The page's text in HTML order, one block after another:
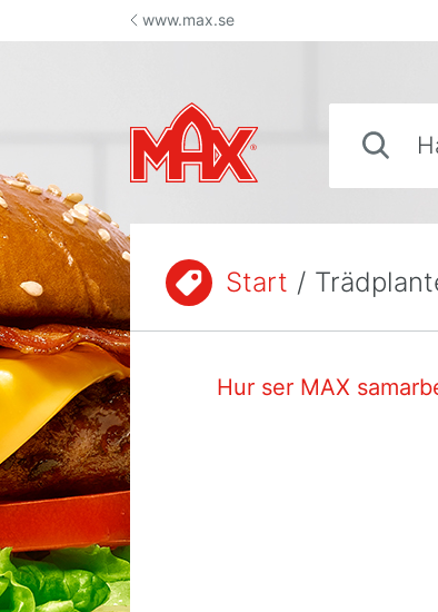
Hoppa till innehållwww.max.se
Du är här:Start /
Hur ser MAX